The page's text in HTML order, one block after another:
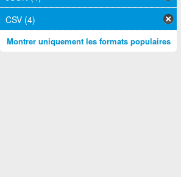
CSV (4)
Montrer uniquement les formats populaires